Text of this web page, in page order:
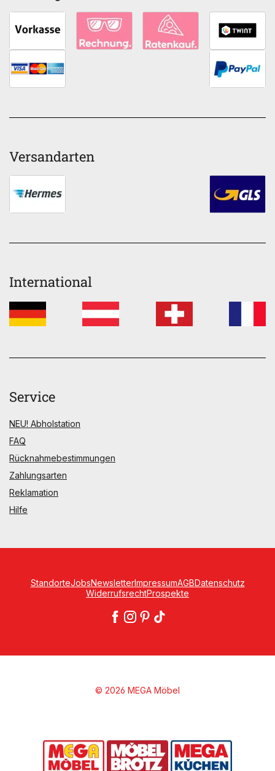
Versandarten
International
Service
NEU! Abholstation
FAQ
Rücknahmebestimmungen
Zahlungsarten
Reklamation
Hilfe
StandorteJobsNewsletterImpressumAGBDatenschutz
WiderrufsrechtProspekte
© 2026 MEGA Möbel